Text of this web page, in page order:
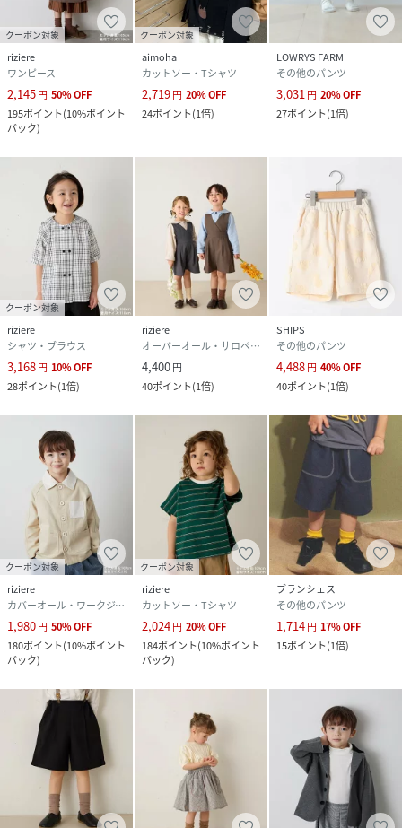
クーポン対象
riziere
ワンピース
2,145円 50%OFF
195ポイント(10%ポイント
バック)
クーポン対象
aimoha
カットソー・Tシャツ
2,719円 20%OFF
24ポイント(1倍)
LOWRYS FARM
その他のパンツ
3,031 円 20%OFF
27ポイント(1倍)
クーポン対象
riziere
シャツ・ブラウス
3,168円 10%OFF
28ポイント(1倍)
riziere
オーバーオール・サロペット
4,400円
40ポイント(1倍)
SHIPS
その他のパンツ
4,488円 40%OFF
40ポイント(1倍)
クーポン対象
riziere
カバーオール・ワークジャケット
1,980円 50%OFF
180ポイント(10%ポイント
バック)
クーポン対象
riziere
カットソー・Tシャツ
2,024円 20%OFF
184ポイント(10%ポイント
バック)
ブランシェス
その他のパンツ
1,714円 17%OFF
15ポイント(1倍)